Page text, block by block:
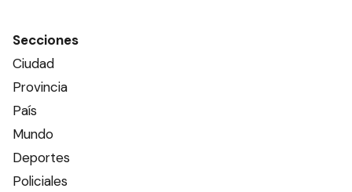
Secciones
Ciudad
Provincia
País
Mundo
Deportes
Policiales